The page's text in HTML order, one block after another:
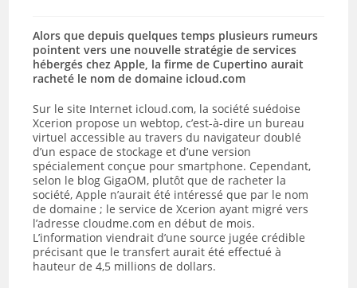
Alors que depuis quelques temps plusieurs rumeurs
pointent vers une nouvelle stratégie de services
hébergés chez Apple, la firme de Cupertino aurait
racheté le nom de domaine icloud.com
Sur le site Internet icloud.com, la société suédoise
Xcerion propose un webtop, c’est-à-dire un bureau
virtuel accessible au travers du navigateur doublé
d’un espace de stockage et d’une version
spécialement conçue pour smartphone. Cependant,
selon le blog GigaOM, plutôt que de racheter la
société, Apple n’aurait été intéressé que par le nom
de domaine ; le service de Xcerion ayant migré vers
l’adresse cloudme.com en début de mois.
L’information viendrait d’une source jugée crédible
précisant que le transfert aurait été effectué à
hauteur de 4,5 millions de dollars.